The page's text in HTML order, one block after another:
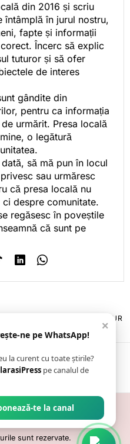
din 2016 și scriu
întâmplă în jurul nostru,
fapte și informații
Încerc să explic
tuturor și să ofer
de interes
gândite din
pentru ca informația
urmărit. Presa locală
o legătură
să mă pun în locul
sau urmăresc
că presa locală nu
despre comunitate.
regăsesc în poveștile
că sunt pe
POLITICA DE ANULARE & RETUR
CONTACT
CĂLĂRĂȘEAN
sunt rezervate.
×
ne pe WhatsApp!
la curent cu toate știrile?
pe canalul de
te la canal